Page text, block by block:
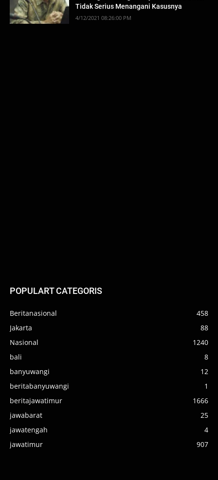
Tidak Serius Menangani Kasusnya
4/12/2021 08:26:00 PM
POPULART CATEGORIS
Beritanasional
458
Jakarta
88
Nasional
1240
bali
8
banyuwangi
12
beritabanyuwangi
1
beritajawatimur
1666
jawabarat
25
jawatengah
4
jawatimur
907